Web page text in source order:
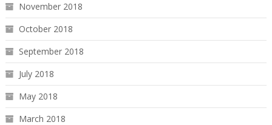
November 2018
October 2018
September 2018
July 2018
May 2018
March 2018